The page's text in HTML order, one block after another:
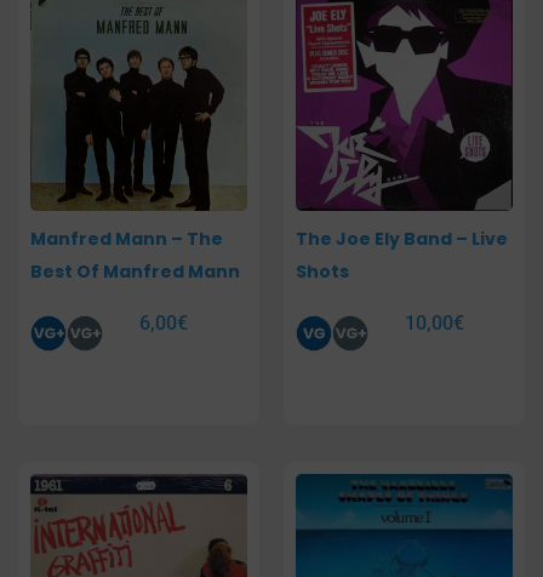
Manfred Mann – The
Best Of Manfred Mann
6,00€
The Joe Ely Band – Live
Shots
10,00€